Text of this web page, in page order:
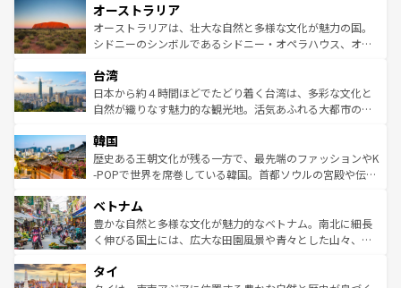
部のニューオーリンズでは、音楽と美食が融合した独特の
文化が魅力。旅行者はアメリカの各地域で異なる魅力を楽
しみながら、その多様性と豊かな歴史を感じることができ
ならではの贅沢な旅のスタイルだ。 なお、新着のアメリカ
情報はコンテンツ一覧を参照してほしい。
ワイ島は見逃せない。また、定番の観光地といえばオアフ
島だが、静かな自然を求めるならマウイ島やカウアイ島が
おすすめ。エメラルドグリーンに輝く海をはじめ、豊かな
れるおもてなしの心で訪れる人々を迎えてくれるハワイの
人々、おいしいローカルフードやハワイアンミュージッ
ク、伝統的なフラダンスなど、すべてがハワイの魅力を彩
ワイを、存分に味わってほしい。 なお、新着のハワイ情報
はコンテンツ一覧を参照してほしい。
オーストラリア
オーストラリアは、壮大な自然と多様な文化が魅力の国。
シドニーのシンボルであるシドニー・オペラハウス、オー
リアリーフや大陸中央部にそびえるウルル（エアーズロッ
ク）、タスマニアの美しい原生林やケアンズの熱帯雨林な
ど、見どころがたくさん。また、カフェやワイン、オージ
いる。アクティビティも充実しており、サーフィンやダイ
ビング、ハイキングなど、アウトドア好きにはたまらな
い。オーストラリアの多彩な魅力を存分に味わいつくそ
参照してほしい。
台湾
日本から約４時間ほどでたどり着く台湾は、多彩な文化と
自然が織りなす魅力的な観光地。活気あふれる大都市の台
ン）、静ひつな山岳地帯である台湾東部など、都市の喧騒
と山間の静けさが共存しており、訪れる人に新しい発見と
驚きをもたらしてくれる。また、奥深い台湾の食文化も魅
容にもいいと評判のスイーツなど、バラエティ豊かな料理
が味わえる。 なお、新着の台湾情報は コンテンツ一覧を参
照してほしい。
韓国
歴史ある王朝文化が残る一方で、最先端のファッションやK
-POPで世界を席巻している韓国。首都ソウルの宮殿や伝統
き、地方に足を延ばせば四季折々の自然美を楽しむことが
できる。そして、キムチや焼肉、絶品のストリートフード
まで、さまざまな韓国料理が待っている。夜には、韓国な
リティに包まれながら、韓国の多彩な魅力を心ゆくまで味
ベトナム
豊かな自然と多様な文化が魅力的なベトナム。南北に細長
く伸びる国土には、広大な田園風景や青々とした山々、世
急速な発展と共に伝統が息づく。ハノイの古い町並みやホ
タイ